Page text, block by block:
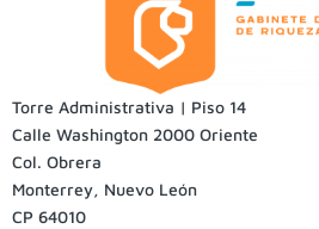
Torre Administrativa | Piso 14
Calle Washington 2000 Oriente
Col. Obrera
Monterrey, Nuevo León
CP 64010